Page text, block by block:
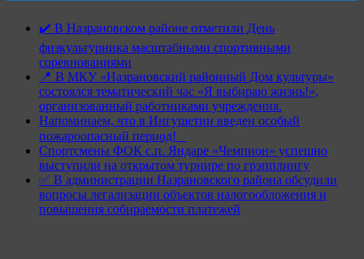
✔️ В Назрановском районе отметили День
физкультурника масштабными спортивными
соревнованиями
📍 В МКУ «Назрановский районный Дом культуры»
состоялся тематический час «Я выбираю жизнь!»,
организованный работниками учреждения.
Напоминаем, что в Ингушетии введен особый
пожароопасный период!⁣⁣⠀
Спортсмены ФОК с.п. Яндаре «Чемпион» успешно
выступили на открытом турнире по грэпплингу
✅ В администрации Назрановского района обсудили
вопросы легализации объектов налогообложения и
повышения собираемости платежей